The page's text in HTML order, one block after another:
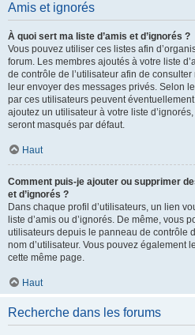
Amis et ignorés
À quoi sert ma liste d’amis et d’ignorés ?
Vous pouvez utiliser ces listes afin
forum. Les membres ajoutés à votre liste
de contrôle de l’utilisateur afin de
leur envoyer des messages privés. Selon
par ces utilisateurs peuvent
ajoutez un utilisateur à votre liste
seront masqués par défaut.
Haut
Comment puis-je ajouter ou supprimer
et d’ignorés ?
Dans chaque profil d’utilisateurs, un lien
liste d’amis ou d’ignorés. De même, vous
utilisateurs depuis le panneau de contrôle
nom d’utilisateur. Vous pouvez également
cette même page.
Haut
Recherche dans les forums